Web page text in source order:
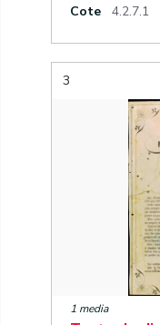
Cote
4.2.7.1
3
1 media